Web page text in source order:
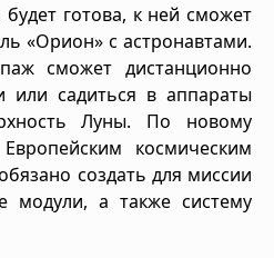
готова, к ней сможет
«Орион» с астронавтами.
сможет дистанционно
или садиться в аппараты
Луны. По новому
космическим
создать для миссии
модули, а также систему